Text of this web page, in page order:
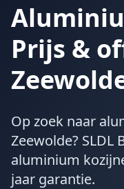
Prijs &
Op zoek naar
Zeewolde? SLDL
aluminium
jaar garantie.